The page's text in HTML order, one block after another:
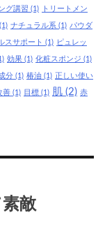
グ講習 (1) トリートメン
(1) ナチュラル系 (1) パウダ
スサポート (1) ピュレッ
効果 (1) 化粧スポンジ (1)
分 (1) 椿油 (1) 正しい使い
善 (1) 目標 (1) 肌 (2) 赤
敵